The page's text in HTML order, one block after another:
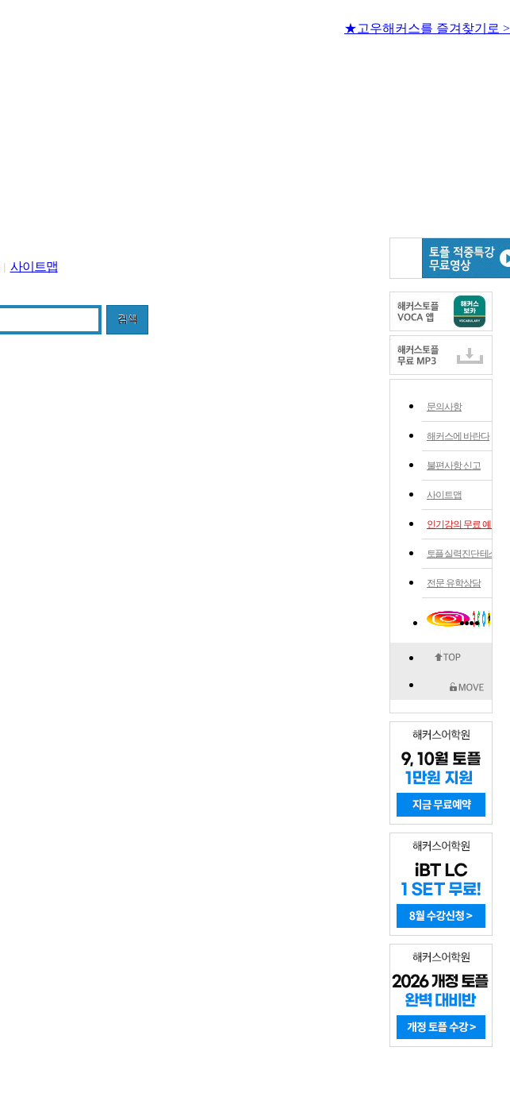
사이트맵
★고우해커스를 즐겨찾기로 >
검색
문의사항
해커스에 바란다
불편사항 신고
사이트맵
인기강의 무료 예약
토플 실력 진단 테스트
전문 유학상담